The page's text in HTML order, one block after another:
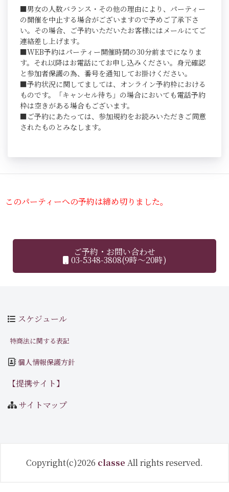
■男女の人数バランス・その他の理由により、パーティー
の開催を中止する場合がございますので予めご了承下さ
い。その場合、ご予約いただいたお客様にはメールにてご
連絡差し上げます。
■WEB予約はパーティー開催時間の30分前までになりま
す。それ以降はお電話にてお申し込みください。身元確認
と参加者保護の為、番号を通知してお掛けください。
■予約状況に関してましては、オンライン予約枠における
ものです。「キャンセル待ち」の場合においても電話予約
枠は空きがある場合もございます。
■ご予約にあたっては、参加規約をお読みいただきご同意
されたものとみなします。
このパーティーへの予約は締め切りました。
ご予約・お問い合わせ
03-5348-3808(9時～20時)
スケジュール
特商法に関する表記
個人情報保護方針
【提携サイト】
サイトマップ
Copyright(c)2026 classe All rights reserved.